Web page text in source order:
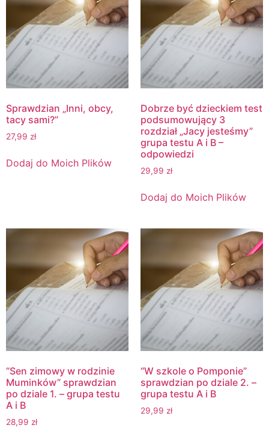
Sprawdzian „Inni, obcy,
tacy sami?”
27,99 zł
Dodaj do Moich Plików
Dobrze być dzieckiem test
podsumowujący 3
rozdział „Jacy jesteśmy”
grupa testu A i B –
odpowiedzi
29,99 zł
Dodaj do Moich Plików
“Sen zimowy w rodzinie
Muminków” sprawdzian
po dziale 1. – grupa testu
A i B
28,99 zł
“W szkole o Pomponie”
sprawdzian po dziale 2. –
grupa testu A i B
29,99 zł